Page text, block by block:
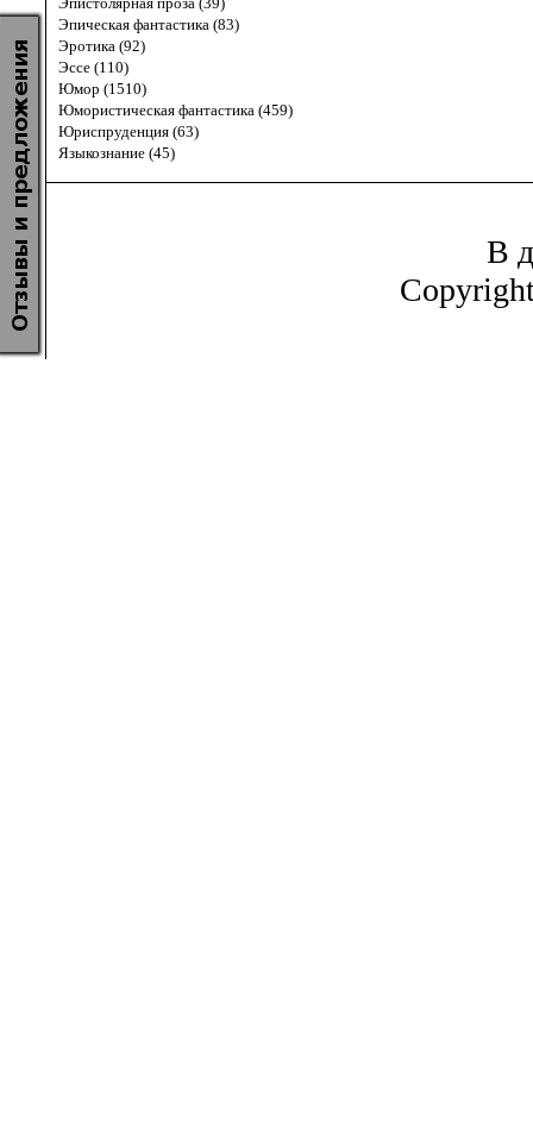
Эпическая фантастика (83)
Эротика (92)
Эссе (110)
Юмор (1510)
Юмористическая фантастика (459)
Юриспруденция (63)
Языкознание (45)
В